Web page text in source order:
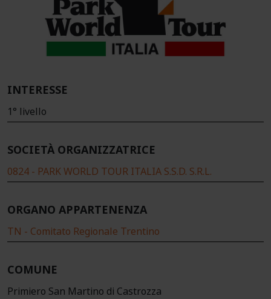
INTERESSE
1° livello
SOCIETÀ ORGANIZZATRICE
0824 - PARK WORLD TOUR ITALIA S.S.D. S.R.L.
ORGANO APPARTENENZA
TN - Comitato Regionale Trentino
COMUNE
Primiero San Martino di Castrozza